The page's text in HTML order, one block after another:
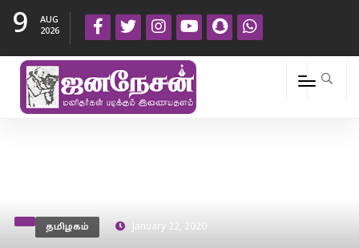
9
AUG
2026
தமிழகம் January 22, 2020